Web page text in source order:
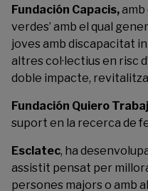
Fundación Capacis,amb
verdes’ amb el qual
joves amb discapacitat
altres col·lectius en risc
doble impacte,
Fundación Quiero
suport en la recerca de
Esclatec, ha
assistit pensat per
persones majors o amb